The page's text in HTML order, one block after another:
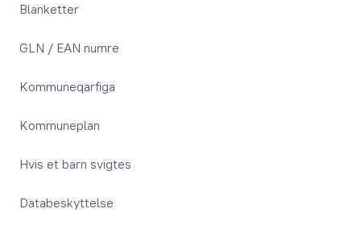
Blanketter
GLN / EAN numre
Kommuneqarfiga
Kommuneplan
Hvis et barn svigtes
Databeskyttelse